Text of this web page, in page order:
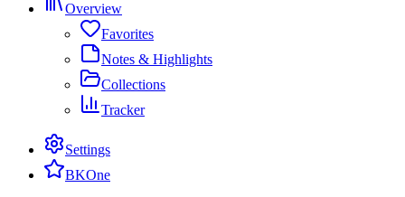
Overview
Favorites
Notes & Highlights
Collections
Tracker
Settings
BKOne